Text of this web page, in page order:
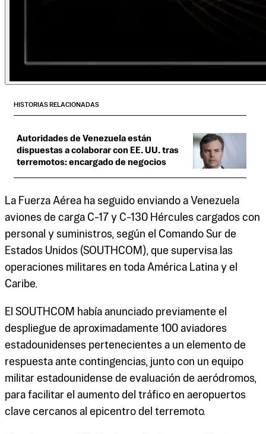
HISTORIAS RELACIONADAS
Autoridades de Venezuela están
dispuestas a colaborar con EE. UU. tras
terremotos: encargado de negocios
La Fuerza Aérea ha seguido enviando a Venezuela
aviones de carga C-17 y C-130 Hércules cargados con
personal y suministros, según el Comando Sur de
Estados Unidos (SOUTHCOM), que supervisa las
operaciones militares en toda América Latina y el
Caribe.
El SOUTHCOM había anunciado previamente el
despliegue de aproximadamente 100 aviadores
estadounidenses pertenecientes a un elemento de
respuesta ante contingencias, junto con un equipo
militar estadounidense de evaluación de aeródromos,
para facilitar el aumento del tráfico en aeropuertos
clave cercanos al epicentro del terremoto.